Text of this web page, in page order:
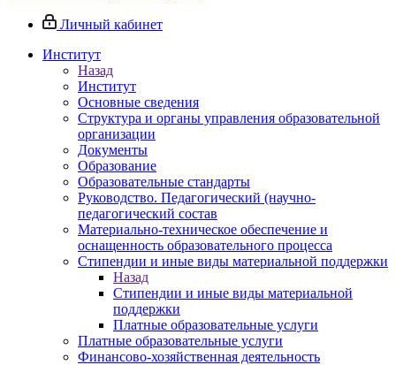
Личный кабинет
Институт
Назад
Институт
Основные сведения
Структура и органы управления образовательной
организации
Документы
Образование
Образовательные стандарты
Руководство. Педагогический (научно-
педагогический состав
Материально-техническое обеспечение и
оснащенность образовательного процесса
Стипендии и иные виды материальной поддержки
Назад
Стипендии и иные виды материальной
поддержки
Платные образовательные услуги
Платные образовательные услуги
Финансово-хозяйственная деятельность